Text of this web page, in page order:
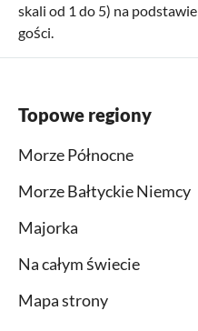
skali od 1 do 5) na podstawie
gości.
Topowe regiony
Morze Północne
Morze Bałtyckie Niemcy
Majorka
Na całym świecie
Mapa strony